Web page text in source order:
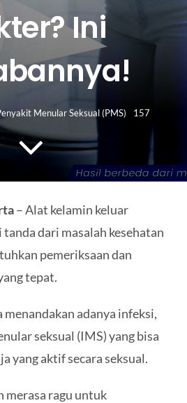
KAMI Ini
Menular Seksual (PMS) 157
– Alat kelamin keluar
dari masalah kesehatan
pemeriksaan dan
tepat.
adanya infeksi,
seksual (IMS) yang bisa
yang aktif secara seksual.
merasa ragu untuk